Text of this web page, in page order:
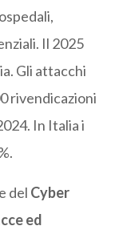
Il 2025
Gli attacchi
rivendicazioni
In Italia i
del Cyber
ed